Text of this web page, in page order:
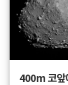
400m 코앞